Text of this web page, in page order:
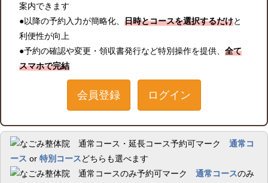
案内できます
●以降の予約入力が簡略化、 日時とコースを選択するだけと
利便性が向上
●予約の確認や変更・領収書発行など特別操作を提供、 全て
スマホで完結
会員登録 ログイン
通常コ
ース or 特別コースどちらも選べます
通常コースのみ